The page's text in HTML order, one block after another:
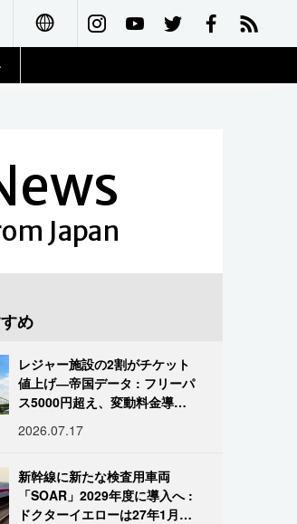
Français
Japan
め
レジャー施設の2割がチケット
値上げ―帝国データ : フリーパ
ス5000円超え、変動料金導入
2026.07.17
新幹線に新たな検査用車両
「SOAR」2029年度に導入へ :
ドクターイエローは27年1月に